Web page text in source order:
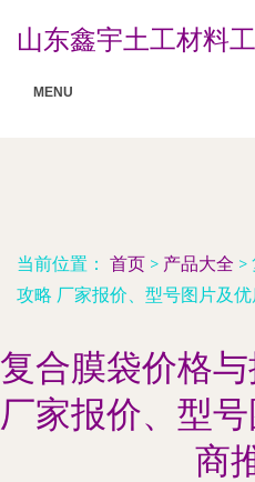
山东鑫宇土工材料
MENU
当前位置： 首页 > 产品大全 >
攻略 厂家报价、型号图片及
复合膜袋价格
厂家报价、型
商